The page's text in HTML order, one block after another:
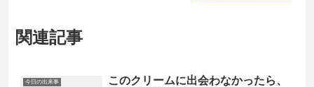
関連記事
今日の出来事
このクリームに出会わなかったら、